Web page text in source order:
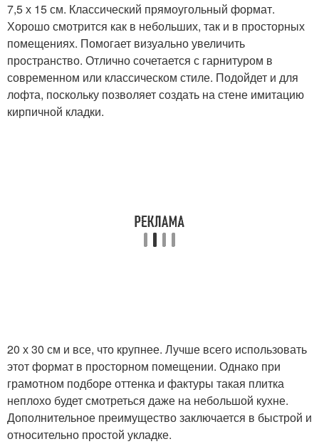
7,5 х 15 см. Классический прямоугольный формат.
Хорошо смотрится как в небольших, так и в просторных
помещениях. Помогает визуально увеличить
пространство. Отлично сочетается с гарнитуром в
современном или классическом стиле. Подойдет и для
лофта, поскольку позволяет создать на стене имитацию
кирпичной кладки.
20 х 30 см и все, что крупнее. Лучше всего использовать
этот формат в просторном помещении. Однако при
грамотном подборе оттенка и фактуры такая плитка
неплохо будет смотреться даже на небольшой кухне.
Дополнительное преимущество заключается в быстрой и
относительно простой укладке.